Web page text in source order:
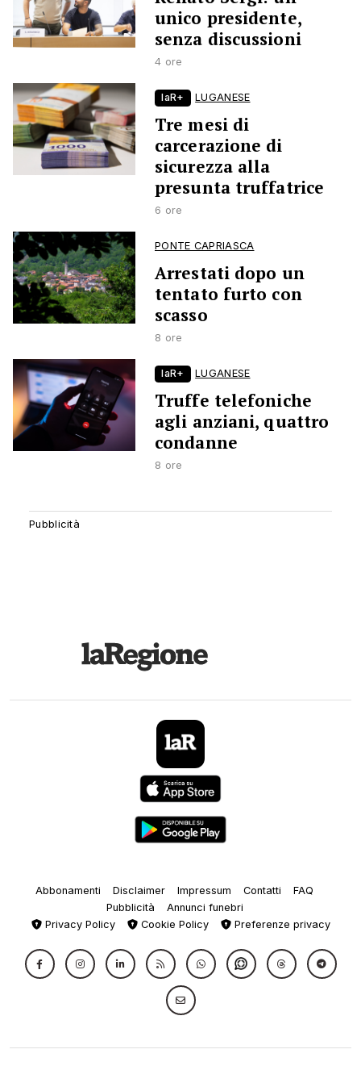
unico presidente,
senza discussioni
4 ore
laR+ LUGANESE
Tre mesi di
carcerazione di
sicurezza alla
presunta truffatrice
6 ore
PONTE CAPRIASCA
Arrestati dopo un
tentato furto con
scasso
8 ore
laR+ LUGANESE
Truffe telefoniche
agli anziani, quattro
condanne
8 ore
Abbonamenti Disclaimer Impressum Contatti
FAQ
Pubblicità
Annunci funebri
Privacy Policy
Cookie Policy Preferenze privacy